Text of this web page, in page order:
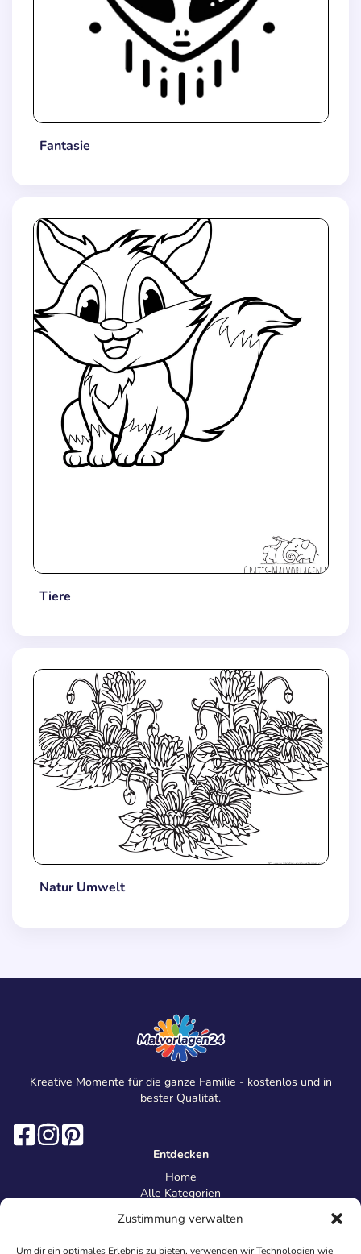
Zustimmung verwalten
Um dir ein optimales Erlebnis zu bieten, verwenden wir Technologien wie
Fantasie
Tiere
Natur Umwelt
Kreative Momente für die ganze Familie - kostenlos und in
bester Qualität.
Entdecken
Home
Alle Kategorien
Information
Über uns